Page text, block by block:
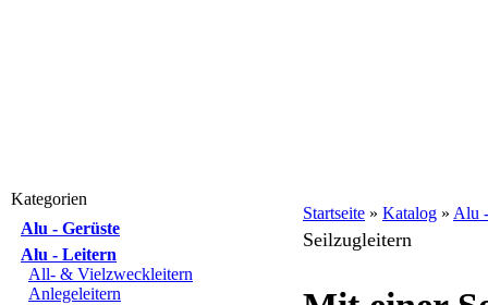
Kategorien
Alu - Gerüste
Alu - Leitern
All- & Vielzweckleitern
Anlegeleitern
Startseite » Katalog » Alu
Seilzugleitern